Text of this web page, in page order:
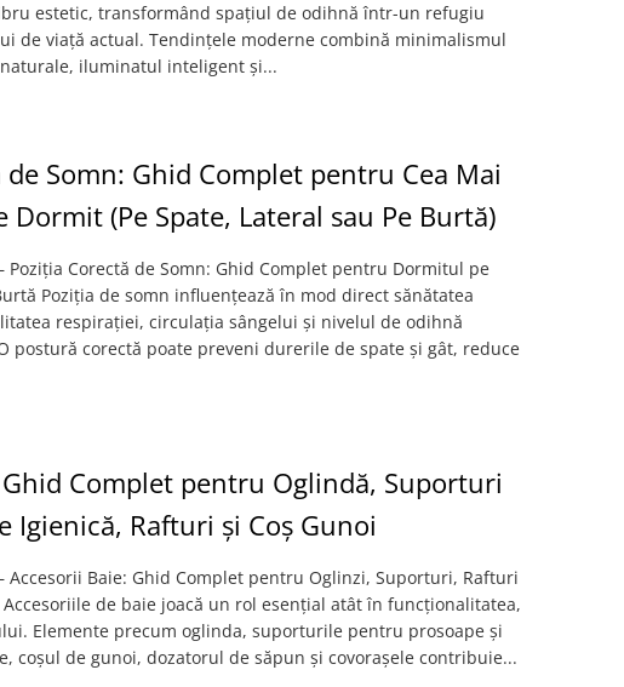
estetic, transformând spațiul de odihnă într-un refugiu
de viață actual. Tendințele moderne combină minimalismul
iluminatul inteligent și...
de Somn: Ghid Complet pentru Cea Mai
Dormit (Pe Spate, Lateral sau Pe Burtă)
Poziția Corectă de Somn: Ghid Complet pentru Dormitul pe
Poziția de somn influențează în mod direct sănătatea
respirației, circulația sângelui și nivelul de odihnă
postură corectă poate preveni durerile de spate și gât, reduce
Complet pentru Oglindă, Suporturi
Igienică, Rafturi și Coș Gunoi
Accesorii Baie: Ghid Complet pentru Oglinzi, Suporturi, Rafturi
de baie joacă un rol esențial atât în funcționalitatea,
Elemente precum oglinda, suporturile pentru prosoape și
coșul de gunoi, dozatorul de săpun și covorașele contribuie...